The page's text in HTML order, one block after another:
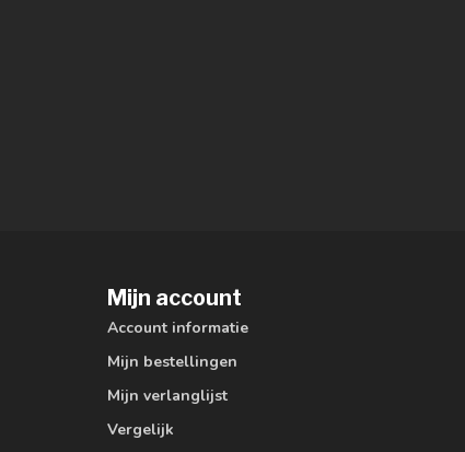
Mijn account
Account informatie
Mijn bestellingen
Mijn verlanglijst
Vergelijk